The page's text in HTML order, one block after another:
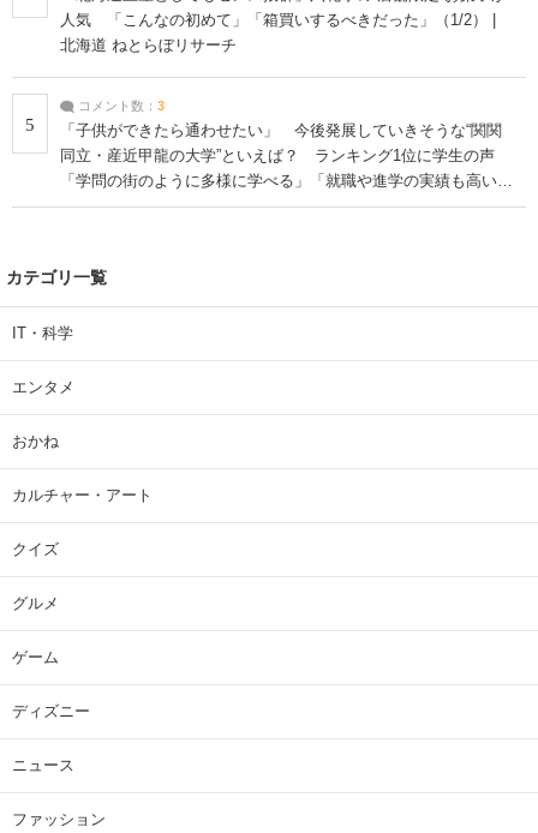
人気 「こんなの初めて」「箱買いするべきだった」（1/2） |
北海道 ねとらぼリサーチ
5
コメント数： 3
「子供ができたら通わせたい」 今後発展していきそうな“関関
同立・産近甲龍の大学”といえば？ ランキング1位に学生の声
「学問の街のように多様に学べる」「就職や進学の実績も高い」
| 大学 ねとらぼリサーチ
カテゴリ一覧
IT・科学
エンタメ
おかね
カルチャー・アート
クイズ
グルメ
ゲーム
ディズニー
ニュース
ファッション